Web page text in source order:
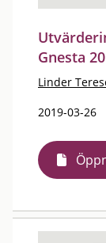
Gnesta
Linder
2019-03-26